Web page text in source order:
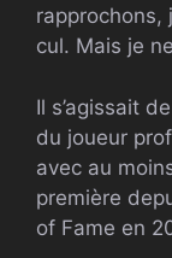
cul. Mais je
Il s’agissait
du joueur
avec au
première
of Fame en